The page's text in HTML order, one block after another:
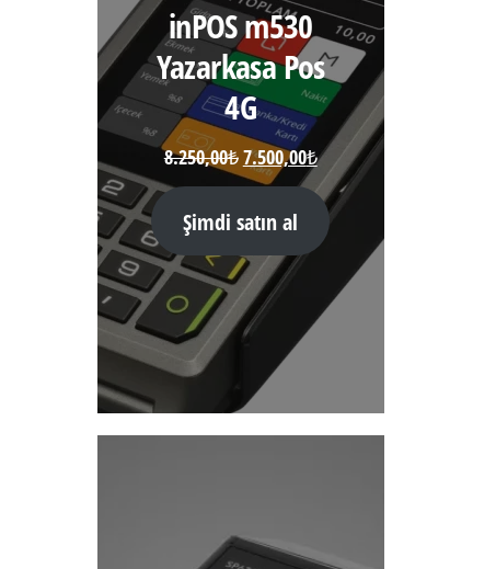
inPOS m530
Yazarkasa Pos
4G
8.250,00₺Orijinal
fiyat:
8.250,00₺.
7.500,00₺Şu
andaki
fiyat:
7.500,00₺.
Şimdi satın al